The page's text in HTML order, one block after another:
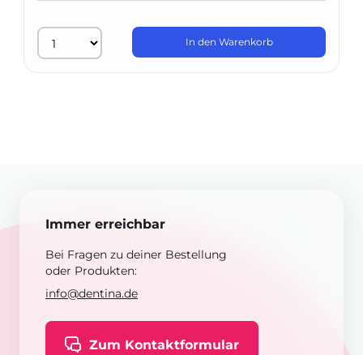
In den Warenkorb
Immer erreichbar
Bei Fragen zu deiner Bestellung
oder Produkten:
info@dentina.de
Zum Kontaktformular